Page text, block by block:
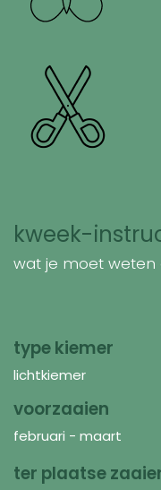
kweek-
wat je moet weten
type kiemer
lichtkiemer
voorzaaien
februari - maart
ter plaatse